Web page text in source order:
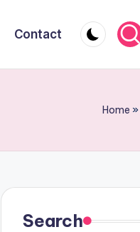
Contact
Home »
Search